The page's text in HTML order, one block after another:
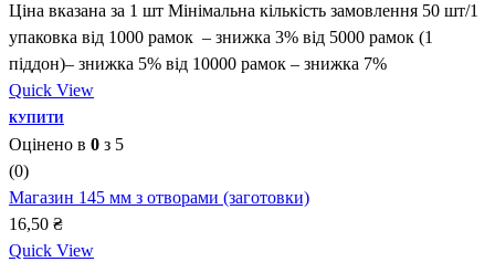
Ціна вказана за 1 шт Мінімальна кількість замовлення 50 шт/1
упаковка від 1000 рамок – знижка 3% від 5000 рамок (1
піддон)– знижка 5% від 10000 рамок – знижка 7%
Quick View
КУПИТИ
Оцінено в 0 з 5
(0)
Магазин 145 мм з отворами (заготовки)
16,50 ₴
Quick View